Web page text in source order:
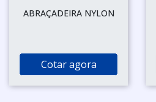
ABRAÇADEIRA NYLON
Cotar agora